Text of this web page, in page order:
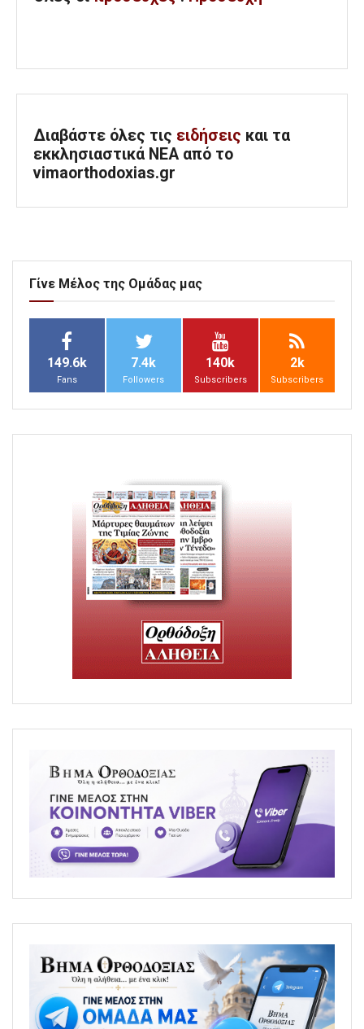
Διαβάστε όλες τις ειδήσεις και τα
εκκλησιαστικά ΝΕΑ από το
vimaorthodoxias.gr
Γίνε Μέλος της Ομάδας μας
149.6k
Fans
7.4k
Followers
140k
Subscribers
2k
Subscribers